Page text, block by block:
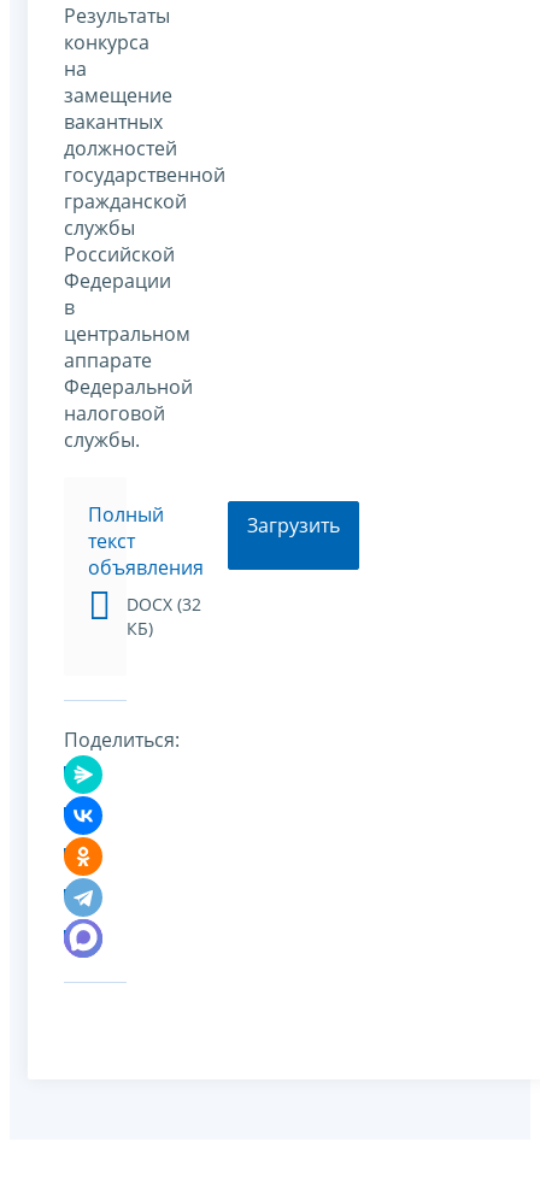
Результаты
конкурса
на
замещение
вакантных
должностей
государственной
гражданской
службы
Российской
Федерации
в
центральном
аппарате
Федеральной
налоговой
службы.
Полный
текст
объявления
DOCX (32
КБ)
Загрузить
Поделиться: